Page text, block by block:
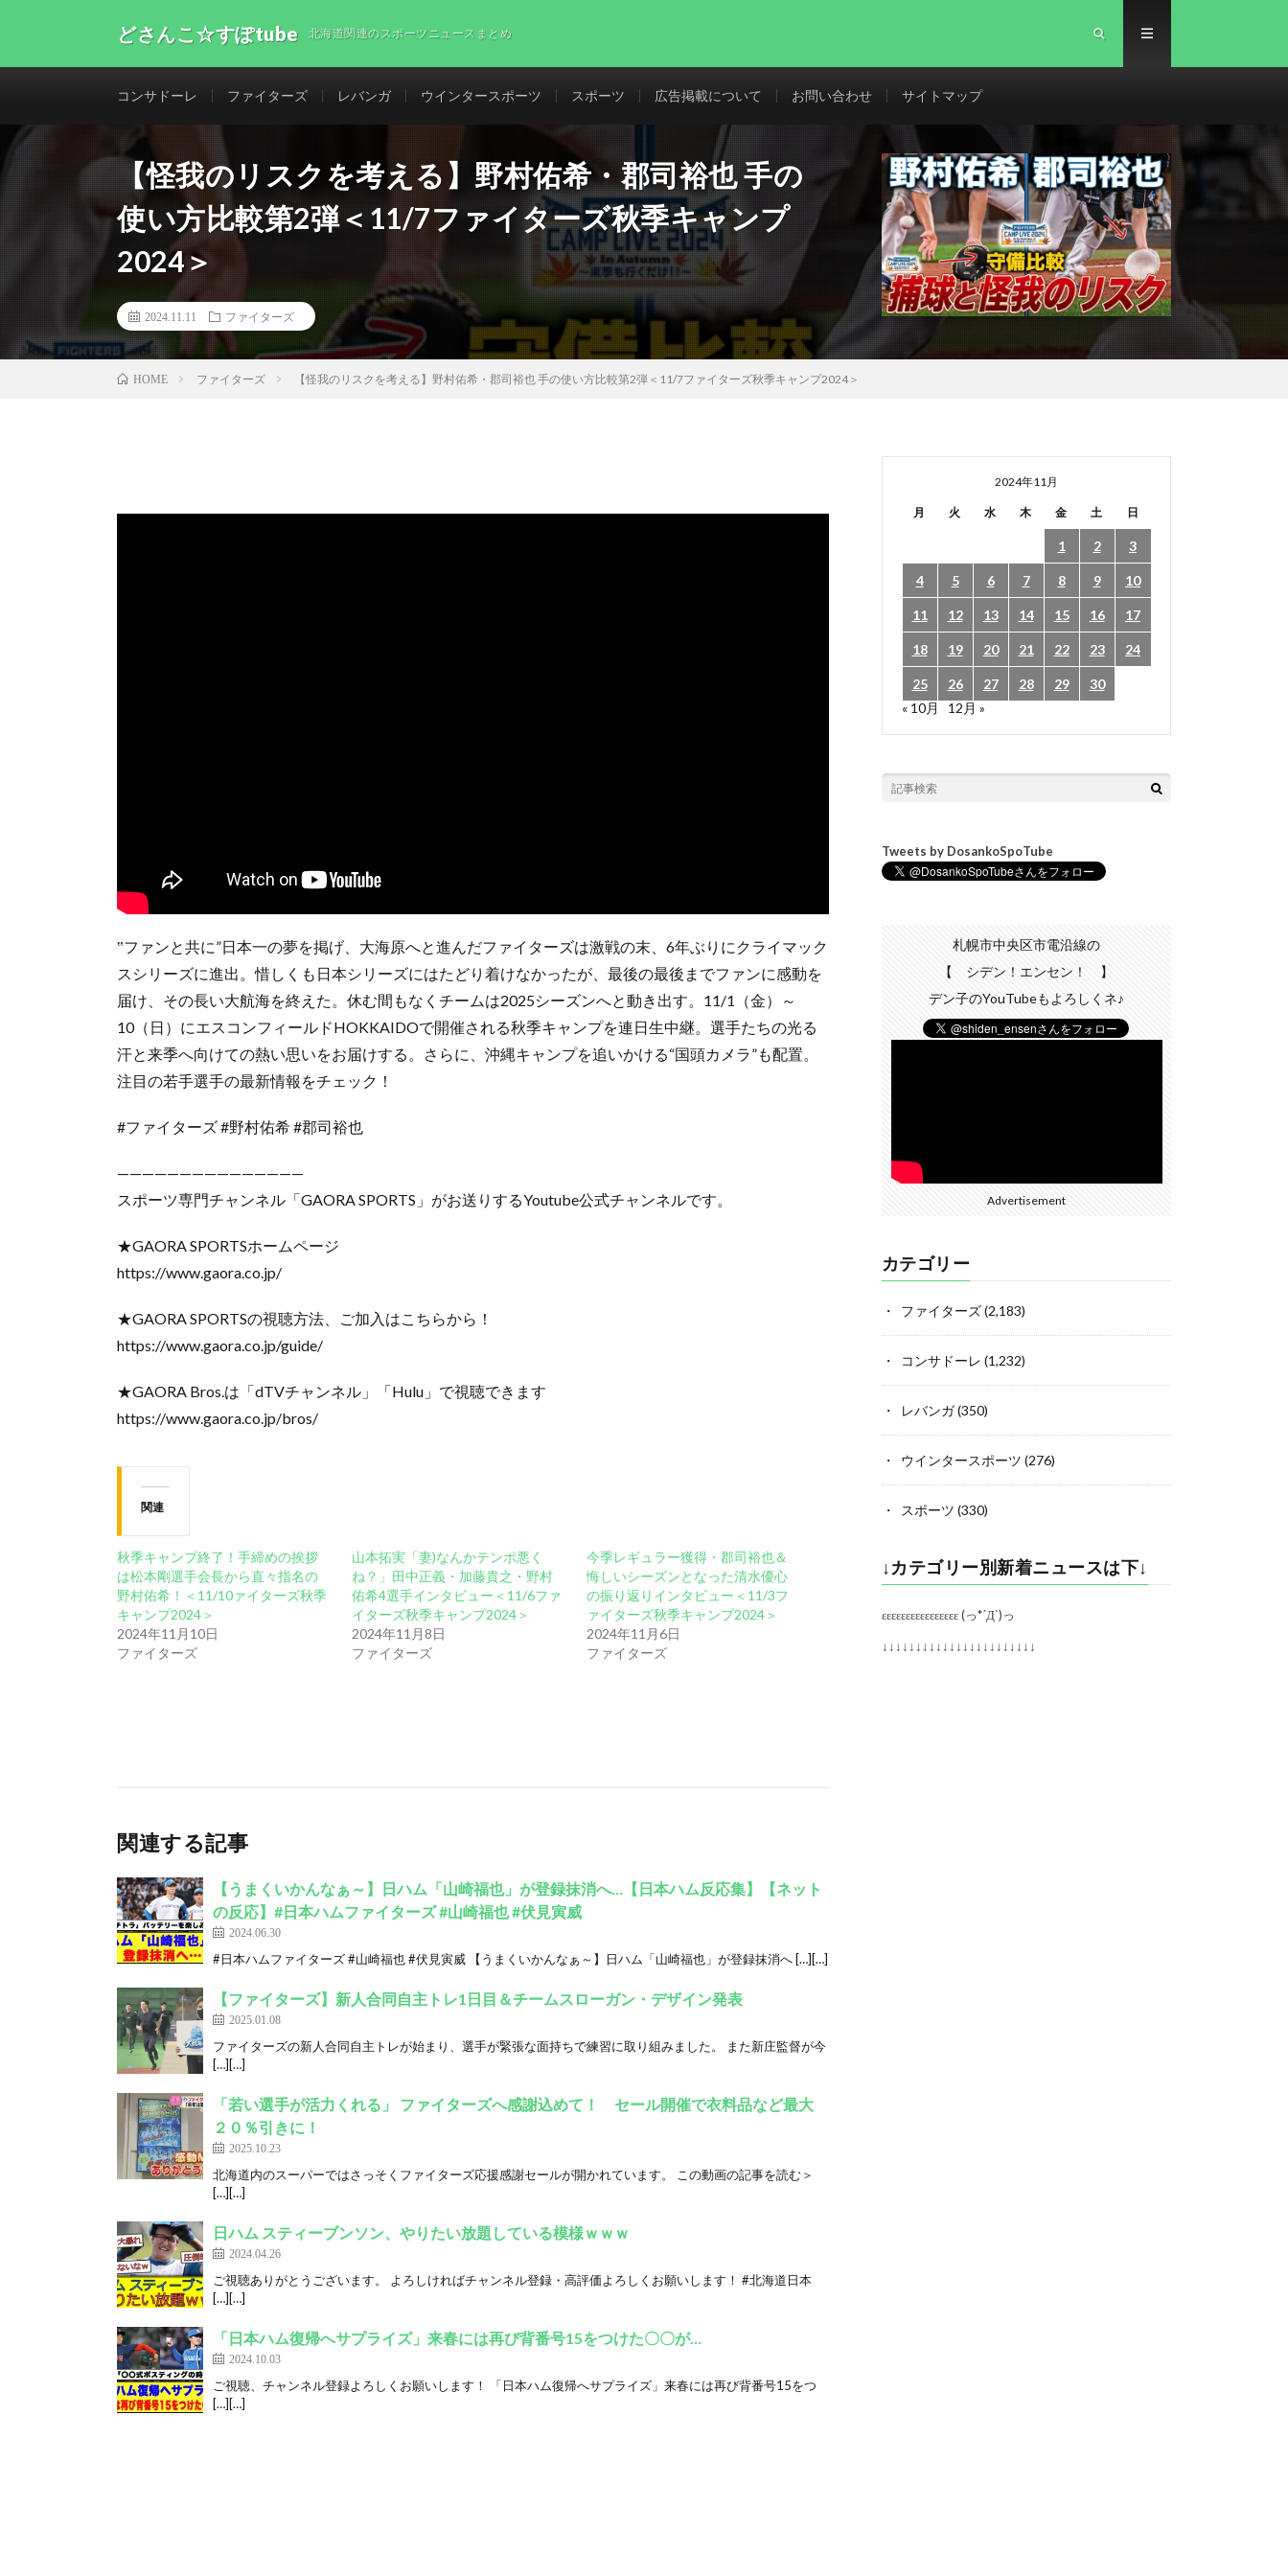
どさんこ☆すぽtube 北海道関連のスポーツニュースまとめ
コンサドーレ ファイターズ レバンガ ウインタースポーツ スポーツ 広告掲載について お問い合わせ サイトマップ
【怪我のリスクを考える】野村佑希・郡司裕也 手の
使い方比較第2弾＜11/7ファイターズ秋季キャンプ
2024＞
2024.11.11 ファイターズ
HOME ファイターズ 【怪我のリスクを考える】野村佑希・郡司裕也 手の使い方比較第2弾＜11/7ファイターズ秋季キャンプ2024＞
‟ファンと共に”日本一の夢を掲げ、大海原へと進んだファイターズは激戦の末、6年ぶりにクライマック
スシリーズに進出。惜しくも日本シリーズにはたどり着けなかったが、最後の最後までファンに感動を
届け、その長い大航海を終えた。休む間もなくチームは2025シーズンへと動き出す。11/1（金）～
10（日）にエスコンフィールドHOKKAIDOで開催される秋季キャンプを連日生中継。選手たちの光る
汗と来季へ向けての熱い思いをお届けする。さらに、沖縄キャンプを追いかける“国頭カメラ”も配置。
注目の若手選手の最新情報をチェック！
#ファイターズ #野村佑希 #郡司裕也
———————————————
スポーツ専門チャンネル「GAORA SPORTS」がお送りするYoutube公式チャンネルです。
★GAORA SPORTSホームページ
https://www.gaora.co.jp/
★GAORA SPORTSの視聴方法、ご加入はこちらから！
https://www.gaora.co.jp/guide/
★GAORA Bros.は「dTVチャンネル」「Hulu」で視聴できます
https://www.gaora.co.jp/bros/
関連
秋季キャンプ終了！手締めの挨拶
は松本剛選手会長から直々指名の
野村佑希！＜11/10ァイターズ秋季
キャンプ2024＞
2024年11月10日
ファイターズ
山本拓実「妻)なんかテンポ悪く
ね？」田中正義・加藤貴之・野村
佑希4選手インタビュー＜11/6ファ
イターズ秋季キャンプ2024＞
2024年11月8日
ファイターズ
今季レギュラー獲得・郡司裕也＆
悔しいシーズンとなった清水優心
の振り返りインタビュー＜11/3フ
ァイターズ秋季キャンプ2024＞
2024年11月6日
ファイターズ
関連する記事
【うまくいかんなぁ～】日ハム「山崎福也」が登録抹消へ…【日本ハム反応集】【ネット
の反応】#日本ハムファイターズ #山崎福也 #伏見寅威
2024.06.30
#日本ハムファイターズ #山崎福也 #伏見寅威 【うまくいかんなぁ～】日ハム「山崎福也」が登録抹消へ […][…]
【ファイターズ】新人合同自主トレ1日目＆チームスローガン・デザイン発表
2025.01.08
ファイターズの新人合同自主トレが始まり、選手が緊張な面持ちで練習に取り組みました。 また新庄監督が今
[…][…]
「若い選手が活力くれる」 ファイターズへ感謝込めて！ セール開催で衣料品など最大
２０％引きに！
2025.10.23
北海道内のスーパーではさっそくファイターズ応援感謝セールが開かれています。 この動画の記事を読む＞
[…][…]
日ハム スティーブンソン、やりたい放題している模様ｗｗｗ
2024.04.26
ご視聴ありがとうございます。 よろしければチャンネル登録・高評価よろしくお願いします！ #北海道日本
[…][…]
「日本ハム復帰へサプライズ」来春には再び背番号15をつけた〇〇が…
2024.10.03
ご視聴、チャンネル登録よろしくお願いします！ 「日本ハム復帰へサプライズ」来春には再び背番号15をつ
[…][…]
2024年11月
月 火 水 木 金 土 日
1 2 3
4 5 6 7 8 9 10
11 12 13 14 15 16 17
18 19 20 21 22 23 24
25 26 27 28 29
30
« 10月
12月 »
Tweets by DosankoSpoTube
札幌市中央区市電沿線の
【 シデン！エンセン！ 】
デン子のYouTubeもよろしくネ♪
Advertisement
カテゴリー
ファイターズ(2,183)
コンサドーレ (1,232)
レバンガ(350)
ウインタースポーツ (276)
スポーツ (330)
↓カテゴリー別新着ニュースは下↓
εεεεεεεεεεεεεεεε (っ*´Д`)っ
↓↓↓↓↓↓↓↓↓↓↓↓↓↓↓↓↓↓↓↓↓↓↓